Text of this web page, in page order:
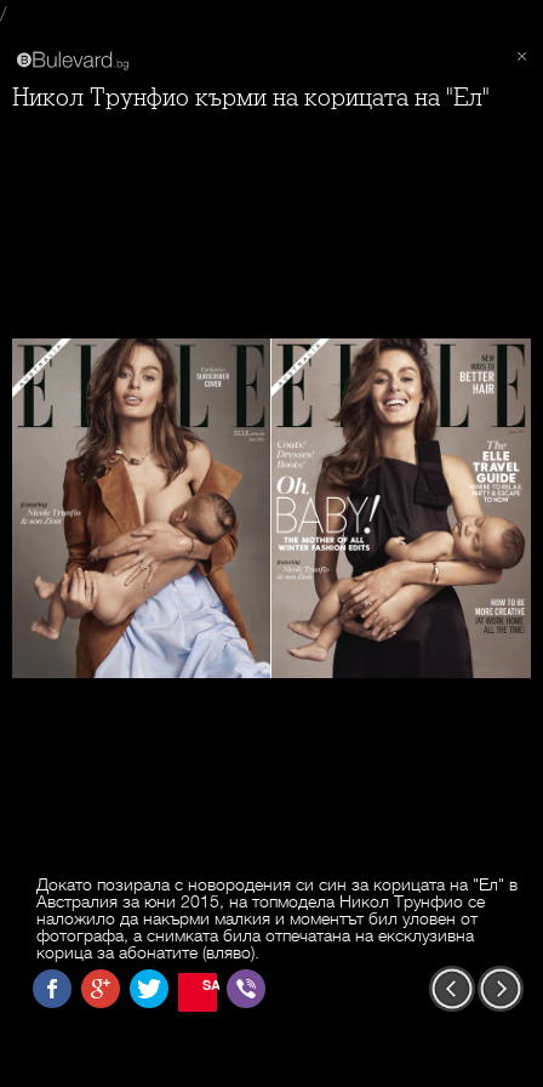
/
Никол Трунфио кърми на корицата на "Ел"
Докато позирала с новородения си син за корицата на "Ел" в
Австралия за юни 2015, на топмодела Никол Трунфио се
наложило да накърми малкия и моментът бил уловен от
фотографа, а снимката била отпечатана на ексклузивна
корица за абонатите (вляво).
SAVE